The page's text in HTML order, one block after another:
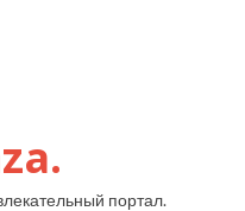
портал.